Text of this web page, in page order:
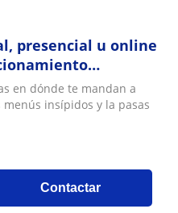
presencial u online
entrenamientos
física para
en dónde te mandan a
insípidos y la pasas
Contactar